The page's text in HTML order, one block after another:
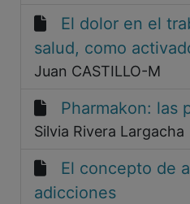
El dolor en el
salud, como
Juan CASTILLO-M
Pharmakon: las
Silvia Rivera Largacha
El concepto de
adicciones